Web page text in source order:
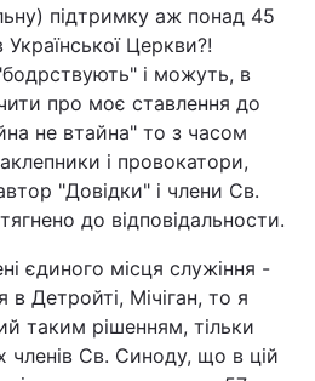
підтримку аж понад 45
Церкви?!
і можуть, в
про моє ставлення до
не втайна" то з часом
і провокатори,
"Довідки" і члени Св.
до відповідальности.
єдиного місця служіння -
Детройті, Мічіган, то я
таким рішенням, тільки
членів Св. Синоду, що в цій